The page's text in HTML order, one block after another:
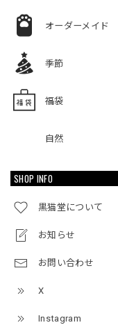
オーダーメイド
季節
福袋
自然
SHOP INFO
黒猫堂について
お知らせ
お問い合わせ
X
Instagram